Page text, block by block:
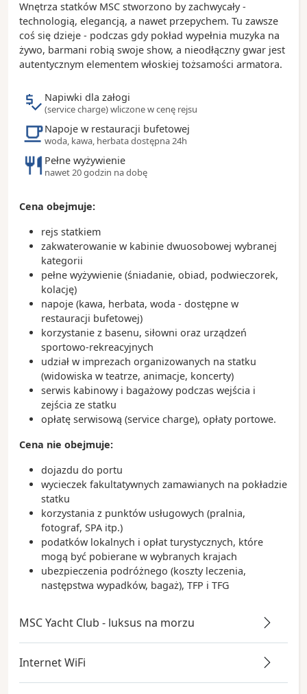
Wnętrza statków MSC stworzono by zachwycały -
technologią, elegancją, a nawet przepychem. Tu zawsze
coś się dzieje - podczas gdy pokład wypełnia muzyka na
żywo, barmani robią swoje show, a nieodłączny gwar jest
autentycznym elementem włoskiej tożsamości armatora.
Napiwki dla załogi
(service charge) wliczone w cenę rejsu
Napoje w restauracji bufetowej
woda, kawa, herbata dostępna 24h
Pełne wyżywienie
nawet 20 godzin na dobę
Cena obejmuje:
rejs statkiem
zakwaterowanie w kabinie dwuosobowej wybranej
kategorii
pełne wyżywienie (śniadanie, obiad, podwieczorek,
kolację)
napoje (kawa, herbata, woda - dostępne w
restauracji bufetowej)
korzystanie z basenu, siłowni oraz urządzeń
sportowo-rekreacyjnych
udział w imprezach organizowanych na statku
(widowiska w teatrze, animacje, koncerty)
serwis kabinowy i bagażowy podczas wejścia i
zejścia ze statku
opłatę serwisową (service charge), opłaty portowe.
Cena nie obejmuje:
dojazdu do portu
wycieczek fakultatywnych zamawianych na pokładzie
statku
korzystania z punktów usługowych (pralnia,
fotograf, SPA itp.)
podatków lokalnych i opłat turystycznych, które
mogą być pobierane w wybranych krajach
ubezpieczenia podróżnego (koszty leczenia,
następstwa wypadków, bagaż), TFP i TFG
MSC Yacht Club - luksus na morzu
Internet WiFi